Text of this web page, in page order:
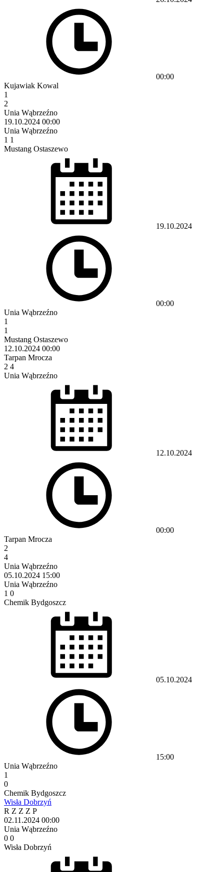
00:00
Kujawiak Kowal
1
2
Unia Wąbrzeźno
19.10.2024 00:00
Unia Wąbrzeźno
1 1
Mustang Ostaszewo
19.10.2024
00:00
Unia Wąbrzeźno
1
1
Mustang Ostaszewo
12.10.2024 00:00
Tarpan Mrocza
2 4
Unia Wąbrzeźno
12.10.2024
00:00
Tarpan Mrocza
2
4
Unia Wąbrzeźno
05.10.2024 15:00
Unia Wąbrzeźno
1 0
Chemik Bydgoszcz
05.10.2024
15:00
Unia Wąbrzeźno
1
0
Chemik Bydgoszcz
Wisła Dobrzyń
R Z Z Z P
02.11.2024 00:00
Unia Wąbrzeźno
0 0
Wisła Dobrzyń